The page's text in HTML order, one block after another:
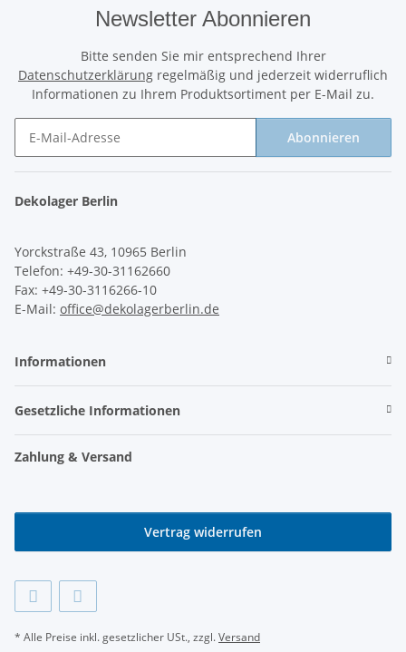
Newsletter Abonnieren
Bitte senden Sie mir entsprechend Ihrer
Datenschutzerklärung regelmäßig und jederzeit widerruflich
Informationen zu Ihrem Produktsortiment per E-Mail zu.
Abonnieren
Dekolager Berlin
Yorckstraße 43, 10965 Berlin
Telefon: +49-30-31162660
Fax: +49-30-3116266-10
E-Mail: office@dekolagerberlin.de
Informationen
Gesetzliche Informationen
Zahlung & Versand
Vertrag widerrufen
* Alle Preise inkl. gesetzlicher USt., zzgl.Versand